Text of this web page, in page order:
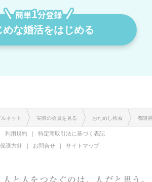
めな婚活をはじめる
ネット 実際の会員を見る おためし検索 都道
利用規約
特定商取引法に基づく表記
護方針
お問合せ サイトマップ